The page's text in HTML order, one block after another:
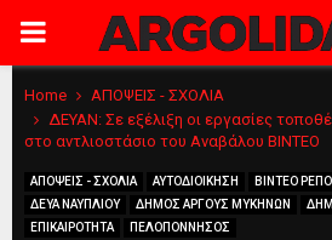
PRIMARY
MENU
Home
ΑΠΟΨΕΙΣ - ΣΧΟΛΙΑ
ΔΕΥΑΝ: Σε εξέλιξη οι εργασίες
στο αντλιοστάσιο του Αναβάλου ΒΙΝΤΕΟ
ΑΠΟΨΕΙΣ - ΣΧΟΛΙΑ ΑΥΤΟΔΙΟΙΚΗΣΗ ΒΙΝΤΕΟ
ΔΕΥΑ ΝΑΥΠΛΙΟΥ
ΔΗΜΟΣ ΑΡΓΟΥΣ ΜΥΚΗΝΩΝ
ΕΠΙΚΑΙΡΟΤΗΤΑ
ΠΕΛΟΠΟΝΝΗΣΟΣ